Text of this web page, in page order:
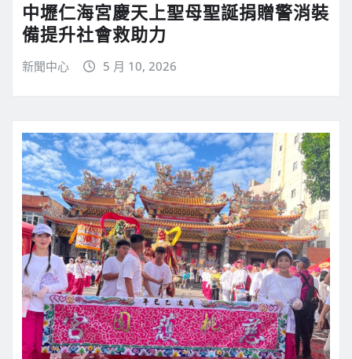
中壢仁海宮慶天上聖母聖誕捐贈警消裝
備提升社會救助力
新聞中心 5 月 10, 2026